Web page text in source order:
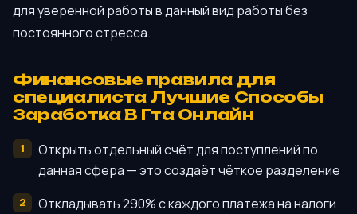
для уверенной работы в данный вид работы без
постоянного стресса.
Финансовые правила для
специалиста Лучшие Способы
Заработка В Гта Онлайн
Открыть отдельный счёт для поступлений по
данная сфера — это создаёт чёткое разделение
Откладывать 290% с каждого платежа на налоги